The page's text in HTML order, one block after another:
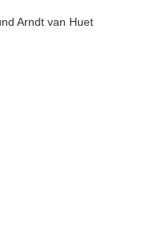
Arndt van Huet